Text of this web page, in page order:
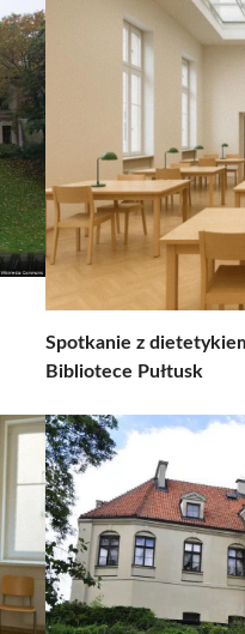
Spotkanie z
Bibliotece Pułtusk